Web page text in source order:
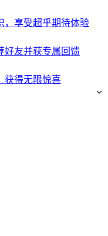
，享受超乎期待体验
好友并获专属回馈
获得无限惊喜